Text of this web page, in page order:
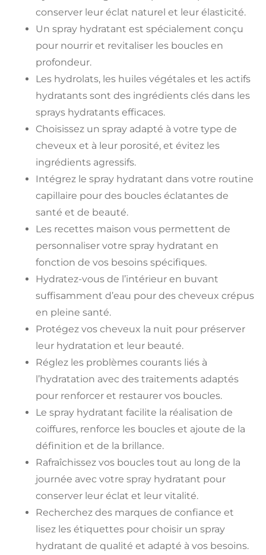
conserver leur éclat naturel et leur élasticité.
Un spray hydratant est spécialement conçu
pour nourrir et revitaliser les boucles en
profondeur.
Les hydrolats, les huiles végétales et les actifs
hydratants sont des ingrédients clés dans les
sprays hydratants efficaces.
Choisissez un spray adapté à votre type de
cheveux et à leur porosité, et évitez les
ingrédients agressifs.
Intégrez le spray hydratant dans votre routine
capillaire pour des boucles éclatantes de
santé et de beauté.
Les recettes maison vous permettent de
personnaliser votre spray hydratant en
fonction de vos besoins spécifiques.
Hydratez-vous de l’intérieur en buvant
suffisamment d’eau pour des cheveux crépus
en pleine santé.
Protégez vos cheveux la nuit pour préserver
leur hydratation et leur beauté.
Réglez les problèmes courants liés à
l’hydratation avec des traitements adaptés
pour renforcer et restaurer vos boucles.
Le spray hydratant facilite la réalisation de
coiffures, renforce les boucles et ajoute de la
définition et de la brillance.
Rafraîchissez vos boucles tout au long de la
journée avec votre spray hydratant pour
conserver leur éclat et leur vitalité.
Recherchez des marques de confiance et
lisez les étiquettes pour choisir un spray
hydratant de qualité et adapté à vos besoins.